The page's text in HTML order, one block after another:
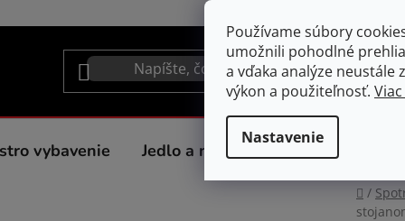
Používame súbory
umožnili pohodlné
a vďaka analýze neustále
výkon a použiteľnosť.
Nastavenie
vybavenie Jedlo a nápoje Spotrebiče do
Domov
/